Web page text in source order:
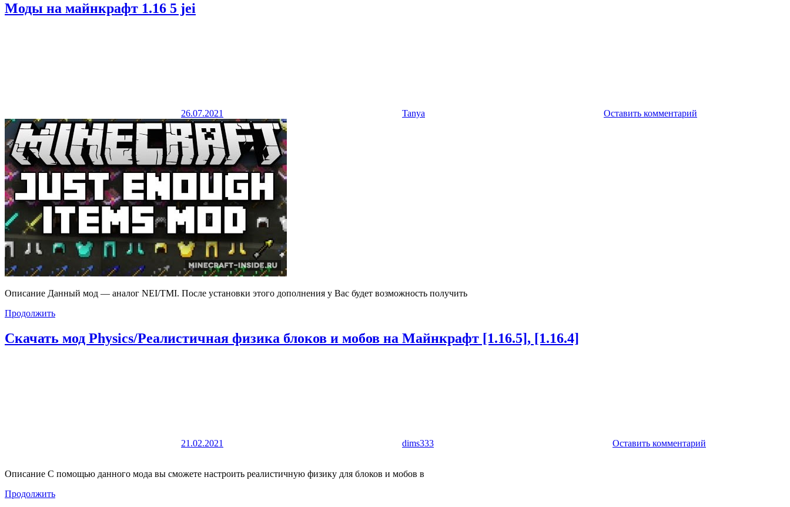
Моды на майнкрафт 1.16 5 jei
26.07.2021 Tanya Оставить комментарий
Описание Данный мод — аналог NEI/TMI. После установки этого дополнения у Вас будет возможность получить
Продолжить
Скачать мод Physics/Реалистичная физика блоков и мобов на Майнкрафт [1.16.5], [1.16.4]
21.02.2021 dims333 Оставить комментарий
Описание С помощью данного мода вы сможете настроить реалистичную физику для блоков и мобов в
Продолжить